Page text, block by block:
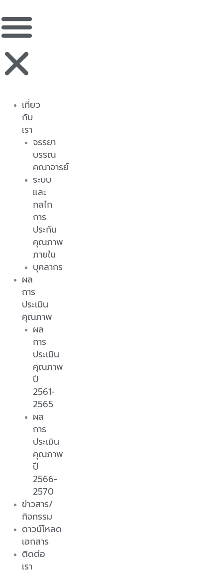
เกี่ยว
กับ
เรา
จรรยา
บรรณ
คณาจารย์
ระบบ
และ
กลไก
การ
ประกัน
คุณภาพ
ภายใน
บุคลากร
ผล
การ
ประเมิน
คุณภาพ
ผล
การ
ประเมิน
คุณภาพ
ปี
2561-
2565
ผล
การ
ประเมิน
คุณภาพ
ปี
2566-
2570
ข่าวสาร/
กิจกรรม
ดาวน์โหลด
เอกสาร
ติดต่อ
เรา